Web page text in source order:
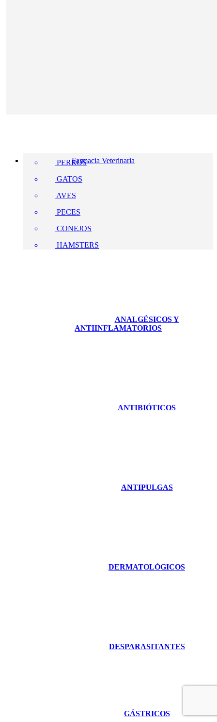
Farmacia Veterinaria
PERROS
GATOS
AVES
PECES
CONEJOS
HAMSTERS
ANALGÉSICOS Y
ANTIINFLAMATORIOS
ANTIBIÓTICOS
ANTIPULGAS
DERMATOLÓGICOS
DESPARASITANTES
GÁSTRICOS